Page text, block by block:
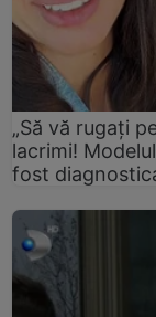
„Să vă rugați
lacrimi!
fost